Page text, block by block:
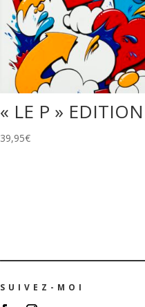
« LE P » EDITION
39,95€
SUIVEZ-MOI